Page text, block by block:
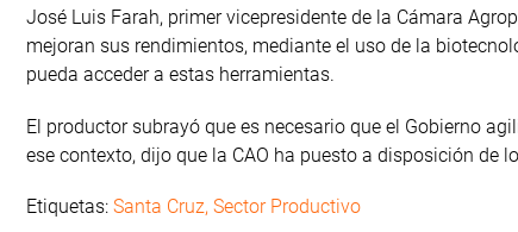
José Luis Farah, primer vicepresidente de la Cámara
mejoran sus rendimientos, mediante el uso de la
pueda acceder a estas herramientas.
El productor subrayó que es necesario que el Gobierno
ese contexto, dijo que la CAO ha puesto a disposición de
Etiquetas: Santa Cruz, Sector Productivo